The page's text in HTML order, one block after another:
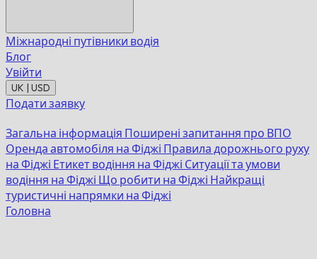
Міжнародні путівники водія
Блог
Увійти
UK | USD
Подати заявку
Загальна інформація Поширені запитання про ВПО
Оренда автомобіля на Фіджі Правила дорожнього руху
на Фіджі Етикет водіння на Фіджі Ситуації та умови
водіння на Фіджі Що робити на Фіджі Найкращі
туристичні напрямки на Фіджі
Головна